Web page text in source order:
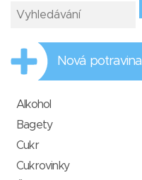
Nová potravina
Alkohol
Bagety
Cukr
Cukrovinky